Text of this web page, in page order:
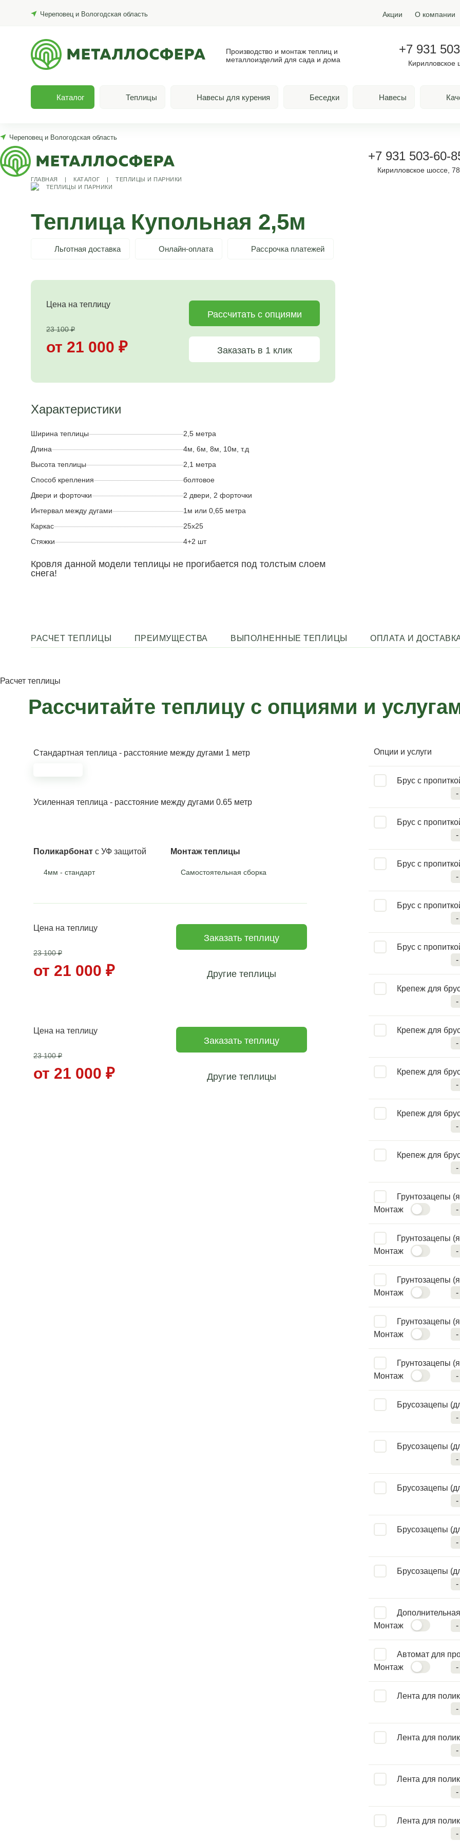
Череповец и Вологодская область Акции О компании
Производство и монтаж теплиц и
металлоизделий для сада и дома
+7 931
Кирилловское
Каталог Теплицы Навесы для курения Беседки Навесы
Череповец и Вологодская область
+7 931 503-60-
Кирилловское шоссе,
ГЛАВНАЯ | КАТАЛОГ |
ТЕПЛИЦЫ И ПАРНИКИ
ТЕПЛИЦЫ И ПАРНИКИ
Теплица Купольная 2,5м
Льготная доставка Онлайн-оплата Рассрочка платежей
Цена на теплицу
23 100₽
от 21 000 ₽
Рассчитать с опциями
Заказать в 1 клик
Характеристики
Ширина теплицы
2,5 метра
Длина
4м, 6м, 8м, 10м, т.д
Высота теплицы
2,1 метра
Способ крепления
болтовое
Двери и форточки
2 двери, 2 форточки
Интервал между дугами
1м или 0,65 метра
Каркас
25х25
Стяжки
4+2 шт
Кровля данной модели теплицы не прогибается под толстым слоем
снега!
РАСЧЕТ ТЕПЛИЦЫ ПРЕИМУЩЕСТВА ВЫПОЛНЕННЫЕ ТЕПЛИЦЫ ОПЛАТА И
Расчет теплицы
Рассчитайте теплицу с опциями и
Стандартная теплица - расстояние между дугами 1 метр
Усиленная теплица - расстояние между дугами 0.65 метр
Поликарбонат с УФ защитой
4мм - стандарт
Монтаж теплицы
Самостоятельная сборка
Цена на теплицу
23 100₽
от 21 000 ₽
Заказать теплицу
Другие теплицы
Опции и услуги
Брус с
-
Брус с
-
Брус с
-
Брус с
-
Брус с
-
Крепеж для
-
Крепеж для
-
Крепеж для
-
Крепеж для
-
Крепеж для
-
Грунтозацепы
Монтаж
-
Грунтозацепы
Монтаж
-
Грунтозацепы
Монтаж
-
Грунтозацепы
Монтаж
-
Грунтозацепы
Монтаж
-
Брусозацепы
-
Брусозацепы
-
Брусозацепы
-
Брусозацепы
-
Брусозацепы
-
Монтаж
-
Автомат для
Монтаж
-
Лента для
-
Лента для
-
Лента для
-
Лента для
-
Цена на теплицу
23 100₽
от 21 000 ₽
Заказать теплицу
Другие теплицы